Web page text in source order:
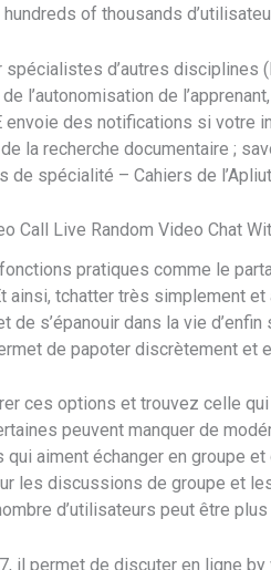
of thousands
spécialistes d’autres disciplines
l’autonomisation de
envoie des notifications si votre
la recherche documentaire ;
de spécialité – Cahiers de
Call Live Random Video Chat
pratiques comme le
ainsi, tchatter très simplement
de s’épanouir dans la vie
de papoter discrètement et
ces options et trouvez celle
peuvent manquer de
qui aiment échanger en groupe
les discussions de groupe et
d’utilisateurs peut être
il permet de discuter en ligne